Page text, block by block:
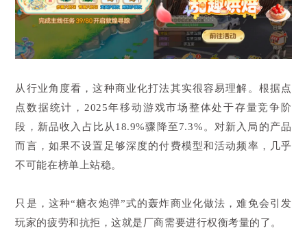
从行业角度看，这种商业化打法其实很容易理解。根据点
点数据统计，2025年移动游戏市场整体处于存量竞争阶
段，新品收入占比从18.9%骤降至7.3%。对新入局的产品
而言，如果不设置足够深度的付费模型和活动频率，几乎
不可能在榜单上站稳。
只是，这种“糖衣炮弹”式的轰炸商业化做法，难免会引发
玩家的疲劳和抗拒，这就是厂商需要进行权衡考量的了。